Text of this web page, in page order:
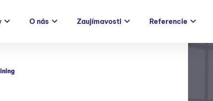
O nás Zaujímavosti Referencie